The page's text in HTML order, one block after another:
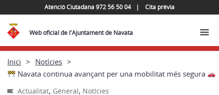
Atenció Ciutadana 972 56 50 04 Cita prèvia
Web oficial de l'Ajuntament de Navata
Inici
Notícies
Navata continua avançant per una mobilitat més segura
Actualitat, General, Notícies